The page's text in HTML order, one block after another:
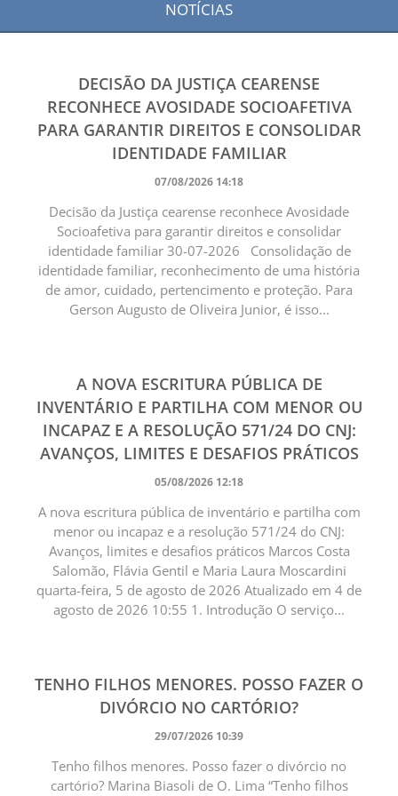
NOTÍCIAS
DECISÃO DA JUSTIÇA CEARENSE
RECONHECE AVOSIDADE SOCIOAFETIVA
PARA GARANTIR DIREITOS E CONSOLIDAR
IDENTIDADE FAMILIAR
07/08/2026 14:18
Decisão da Justiça cearense reconhece Avosidade
Socioafetiva para garantir direitos e consolidar
identidade familiar 30-07-2026 Consolidação de
identidade familiar, reconhecimento de uma história
de amor, cuidado, pertencimento e proteção. Para
Gerson Augusto de Oliveira Junior, é isso...
A NOVA ESCRITURA PÚBLICA DE
INVENTÁRIO E PARTILHA COM MENOR OU
INCAPAZ E A RESOLUÇÃO 571/24 DO CNJ:
AVANÇOS, LIMITES E DESAFIOS PRÁTICOS
05/08/2026 12:18
A nova escritura pública de inventário e partilha com
menor ou incapaz e a resolução 571/24 do CNJ:
Avanços, limites e desafios práticos Marcos Costa
Salomão, Flávia Gentil e Maria Laura Moscardini
quarta-feira, 5 de agosto de 2026 Atualizado em 4 de
agosto de 2026 10:55 1. Introdução O serviço...
TENHO FILHOS MENORES. POSSO FAZER O
DIVÓRCIO NO CARTÓRIO?
29/07/2026 10:39
Tenho filhos menores. Posso fazer o divórcio no
cartório? Marina Biasoli de O. Lima “Tenho filhos